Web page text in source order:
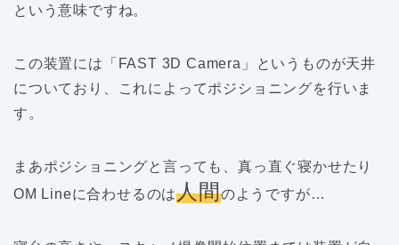
という意味ですね。
この装置には「FAST 3D Camera」というものが天井
についており、これによってポジショニングを行いま
す。
まあポジショニングと言っても、真っ直ぐ寝かせたり
OM Lineに合わせるのは人間のようですが…